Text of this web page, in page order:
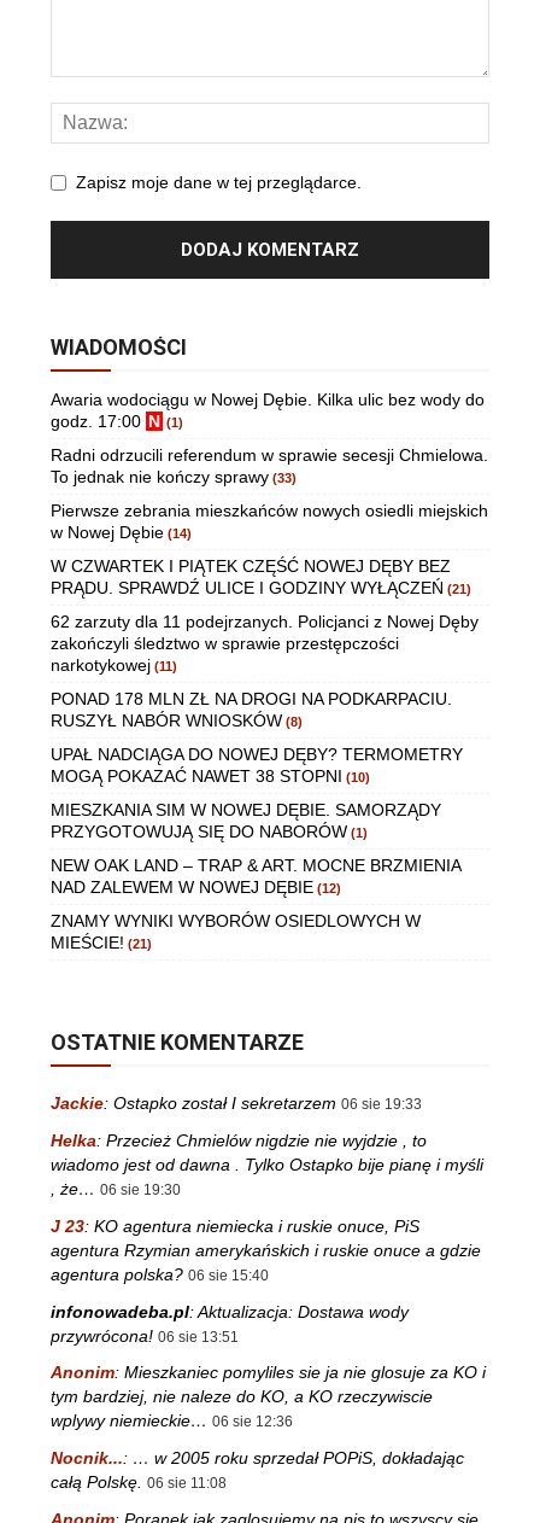
Zapisz moje dane w tej przeglądarce.
WIADOMOŚCI
Awaria wodociągu w Nowej Dębie. Kilka ulic bez wody do
godz. 17:00 N (1)
Radni odrzucili referendum w sprawie secesji Chmielowa.
To jednak nie kończy sprawy (33)
Pierwsze zebrania mieszkańców nowych osiedli miejskich
w Nowej Dębie (14)
W CZWARTEK I PIĄTEK CZĘŚĆ NOWEJ DĘBY BEZ
PRĄDU. SPRAWDŹ ULICE I GODZINY WYŁĄCZEŃ (21)
62 zarzuty dla 11 podejrzanych. Policjanci z Nowej Dęby
zakończyli śledztwo w sprawie przestępczości
narkotykowej (11)
PONAD 178 MLN ZŁ NA DROGI NA PODKARPACIU.
RUSZYŁ NABÓR WNIOSKÓW (8)
UPAŁ NADCIĄGA DO NOWEJ DĘBY? TERMOMETRY
MOGĄ POKAZAĆ NAWET 38 STOPNI (10)
MIESZKANIA SIM W NOWEJ DĘBIE. SAMORZĄDY
PRZYGOTOWUJĄ SIĘ DO NABORÓW (1)
NEW OAK LAND – TRAP & ART. MOCNE BRZMIENIA
NAD ZALEWEM W NOWEJ DĘBIE (12)
ZNAMY WYNIKI WYBORÓW OSIEDLOWYCH W
MIEŚCIE! (21)
OSTATNIE KOMENTARZE
Jackie: Ostapko został I sekretarzem 06 sie 19:33
Helka: Przecież Chmielów nigdzie nie wyjdzie , to
wiadomo jest od dawna . Tylko Ostapko bije pianę i myśli
, że… 06 sie 19:30
J 23: KO agentura niemiecka i ruskie onuce, PiS
agentura Rzymian amerykańskich i ruskie onuce a gdzie
agentura polska? 06 sie 15:40
infonowadeba.pl:Aktualizacja: Dostawa wody
przywrócona! 06 sie 13:51
Anonim: Mieszkaniec pomyliles sie ja nie glosuje za KO i
tym bardziej, nie naleze do KO, a KO rzeczywiscie
wplywy niemieckie… 06 sie 12:36
Nocnik...: … w 2005 roku sprzedał POPiS, dokładając
całą Polskę. 06 sie 11:08